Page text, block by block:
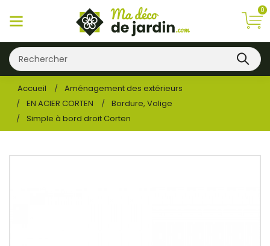
0
Accueil
Aménagement des extérieurs
EN ACIER CORTEN
Bordure, Volige
Simple à bord droit Corten